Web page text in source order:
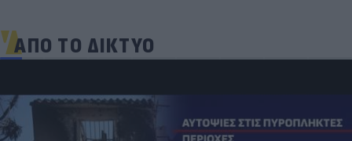
ΑΠΟ ΤΟ ΔΙΚΤΥΟ